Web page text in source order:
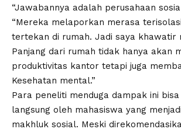
“Jawabannya adalah perusahaan
“Mereka melaporkan merasa
tertekan di rumah. Jadi saya khawatir
Panjang dari rumah tidak hanya akan
produktivitas kantor tetapi juga
Kesehatan mental.”
Para peneliti menduga dampak ini
langsung oleh mahasiswa yang
makhluk sosial. Meski